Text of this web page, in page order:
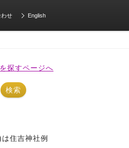
わせ English
探すページへ
住吉神社例